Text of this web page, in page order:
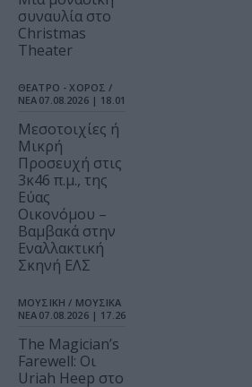
συναυλία στο
Christmas
Theater
ΘΕΑΤΡΟ - ΧΟΡΟΣ /
ΝΕΑ 07.08.2026 | 18.01
Μεσοτοιχίες ή
Μικρή
Προσευχή στις
3κ46 π.μ., της
Εύας
Οικονόμου –
Βαμβακά στην
Εναλλακτική
Σκηνή ΕΛΣ
ΜΟΥΣΙΚΗ / ΜΟΥΣΙΚΑ
ΝΕΑ 07.08.2026 | 17.26
The Magician’s
Farewell: Οι
Uriah Heep στο